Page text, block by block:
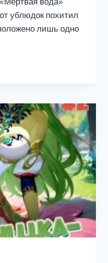
ублюдок похитил
лишь одно